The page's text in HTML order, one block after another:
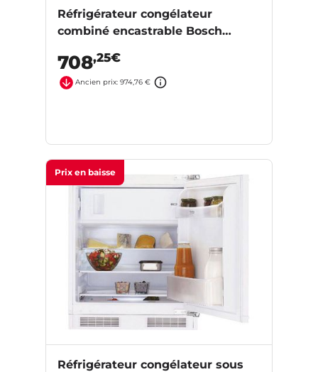
Réfrigérateur congélateur
combiné encastrable Bosch
708,25€
Ancien prix: 974,76 €
Prix en baisse
Réfrigérateur congélateur sous